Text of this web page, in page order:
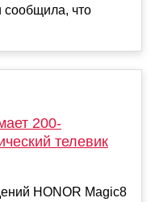
сообщила, что
200-
телевик
HONOR Magic8